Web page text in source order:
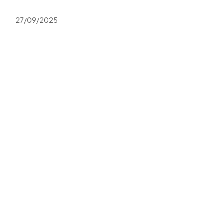
27/09/2025